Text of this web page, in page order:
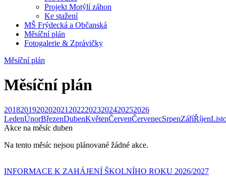
Projekt Motýlí záhon
Ke stažení
MŠ Frýdecká a Občanská
Měsíční plán
Fotogalerie & Zprávičky
Měsíční plán
Měsíční plán
2018201920202021 20222023202420252026
LedenÚnorBřezenDubenKvětenČervenČervenecSrpenZáříŘíjen
Akce na měsíc duben
Na tento měsíc nejsou plánované žádné akce.
INFORMACE K ZAHÁJENÍ ŠKOLNÍHO ROKU 2026/2027